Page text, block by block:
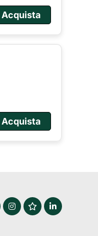
Acquista
Acquista